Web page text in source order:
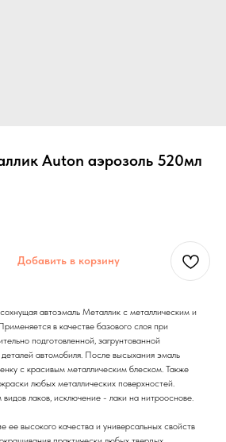
Auton аэрозоль 520мл
Добавить в корзину
автоэмаль Металлик с металлическим и
в качестве базового слоя при
подготовленной, загрунтованной
деталей автомобиля. После высыхания эмаль
с красивым металлическим блеском. Также
любых металлических поверхностей.
лаков, исключение - лаки на нитрооснове.
ее высокого качества и универсальных свойств